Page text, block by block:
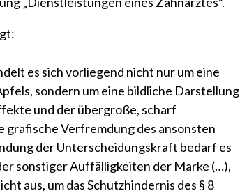
es sich vorliegend nicht nur um eine
sondern um eine bildliche Darstellung
und der übergroße, scharf
grafische Verfremdung des ansonsten
der Unterscheidungskraft bedarf es
sonstiger Auffälligkeiten der Marke (…),
aus, um das Schutzhindernis des § 8